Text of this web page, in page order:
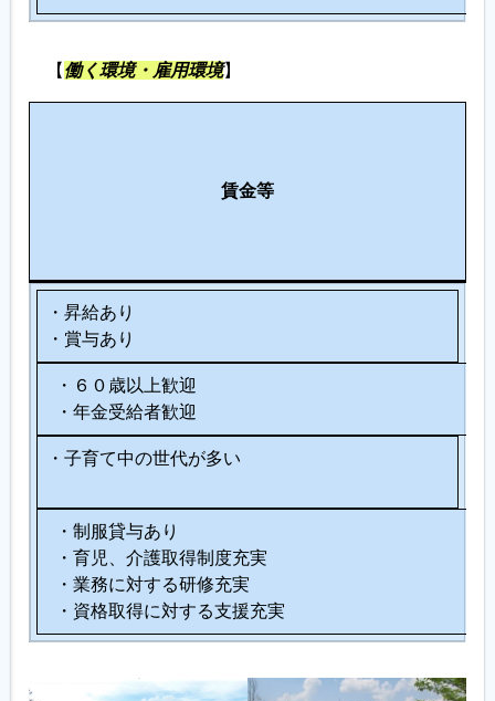
【 働く環境・雇用環境】
賃金等
・昇給あり
・賞与あり
・６０歳以上歓迎
・年金受給者歓迎
・子育て中の世代が多い
・制服貸与あり
・育児、介護取得制度充実
・業務に対する研修充実
・資格取得に対する支援充実